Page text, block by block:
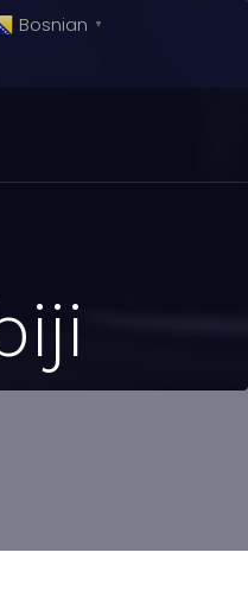
Bosnian ▼